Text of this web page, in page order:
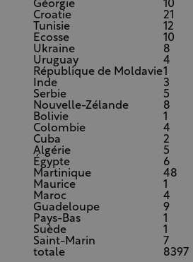
Géorgie
10
Croatie
21
Tunisie
12
Ecosse
10
Ukraine
8
Uruguay
4
République de Moldavie1
Inde
3
Serbie
5
Nouvelle-Zélande
8
Bolivie
1
Colombie
4
Cuba
2
Algérie
5
Égypte
6
Martinique
48
Maurice
1
Maroc
4
Guadeloupe
9
Pays-Bas
1
Suède
1
Saint-Marin
7
totale
8397